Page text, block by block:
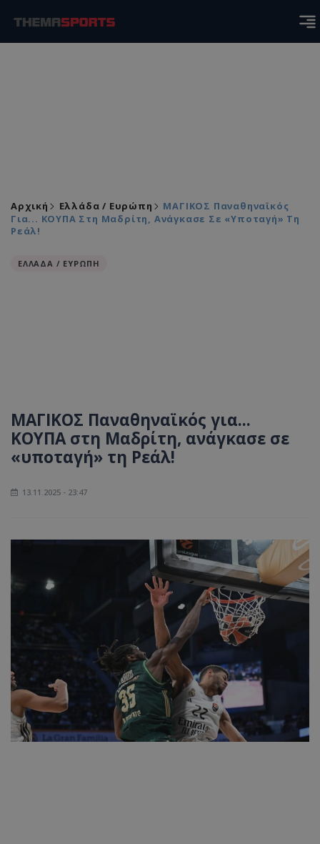
Αρχική Ελλάδα / Ευρώπη
ΜΑΓΙΚΟΣ Παναθηναϊκός
Για... ΚΟΥΠΑ Στη Μαδρίτη, Ανάγκασε Σε «υποταγή» Τη
Ρεάλ!
ΕΛΛΑΔΑ / ΕΥΡΩΠΗ
ΜΑΓΙΚΟΣ Παναθηναϊκός για...
ΚΟΥΠΑ στη Μαδρίτη, ανάγκασε σε
«υποταγή» τη Ρεάλ!
13.11.2025 - 23:47